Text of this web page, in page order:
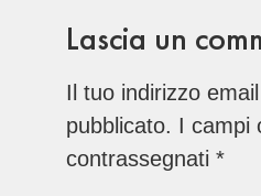
Lascia un
Il tuo indirizzo
pubblicato. I campi
contrassegnati *